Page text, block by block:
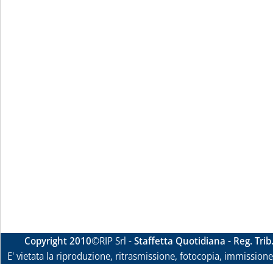
Copyright 2010©RIP Srl -Staffetta Quotidiana - Reg.
E' vietata la riproduzione, ritrasmissione, fotocopia,